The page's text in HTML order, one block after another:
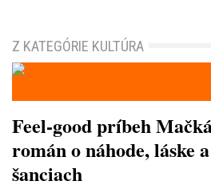
Z KATEGÓRIE KULTÚRA
Feel-good príbeh
román o náhode, láske
šanciach